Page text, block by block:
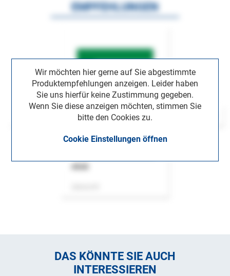
Wir möchten hier gerne auf Sie abgestimmte
Produktempfehlungen anzeigen. Leider haben
Sie uns hierfür keine Zustimmung gegeben.
Wenn Sie diese anzeigen möchten, stimmen Sie
bitte den Cookies zu.
Cookie Einstellungen öffnen
EMPFEHLUNGEN
DAS KÖNNTE SIE AUCH
INTERESSIEREN